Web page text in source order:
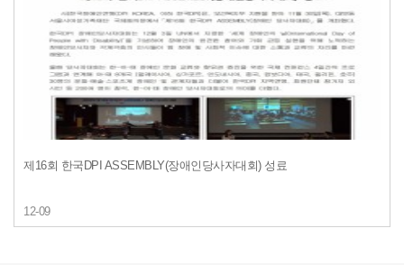
제16회 한국DPI ASSEMBLY(장애인당사자대회) 성료
12-09